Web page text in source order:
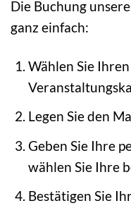
Die Buchung
ganz einfach:
Wählen Sie
Legen Sie den
Geben Sie Ihre
wählen Sie Ihre
Bestätigen Sie